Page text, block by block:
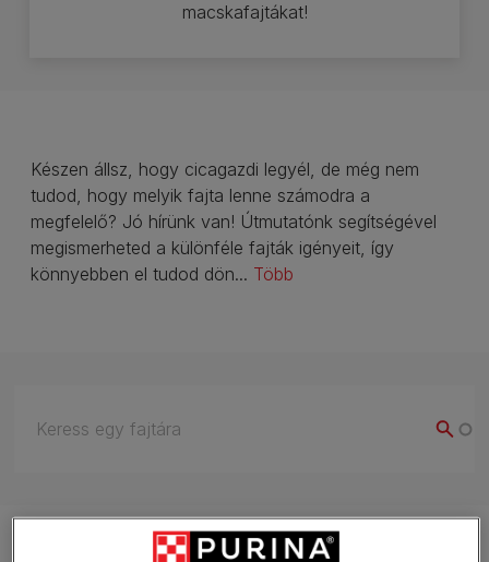
macskafajtákat!
Készen állsz, hogy cicagazdi legyél, de még nem
tudod, hogy melyik fajta lenne számodra a
megfelelő? Jó hírünk van! Útmutatónk segítségével
megismerheted a különféle fajták igényeit, így
könnyebben el tudod dön... Több